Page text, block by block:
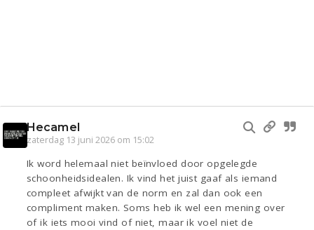
Hecamel
zaterdag 13 juni 2026 om 15:02
Ik word helemaal niet beïnvloed door opgelegde
schoonheidsidealen. Ik vind het juist gaaf als iemand
compleet afwijkt van de norm en zal dan ook een
compliment maken. Soms heb ik wel een mening over
of ik iets mooi vind of niet, maar ik voel niet de